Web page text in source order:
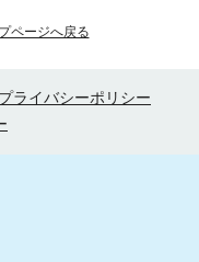
ページへ戻る
プライバシーポリシー